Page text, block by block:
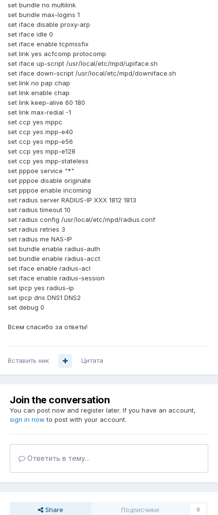
set bundle no multilink
set bundle max-logins 1
set iface disable proxy-arp
set iface idle 0
set iface enable tcpmssfix
set link yes acfcomp protocomp
set iface up-script /usr/local/etc/mpd/upiface.sh
set iface down-script /usr/local/etc/mpd/downiface.sh
set link no pap chap
set link enable chap
set link keep-alive 60 180
set link max-redial -1
set ccp yes mppc
set ccp yes mpp-e40
set ccp yes mpp-e56
set ccp yes mpp-e128
set ccp yes mpp-stateless
set pppoe service "*"
set pppoe disable originate
set pppoe enable incoming
set radius server RADIUS-IP XXX 1812 1813
set radius timeout 10
set radius config /usr/local/etc/mpd/radius.conf
set radius retries 3
set radius me NAS-IP
set bundle enable radius-auth
set bundle enable radius-acct
set iface enable radius-acl
set iface enable radius-session
set ipcp yes radius-ip
set ipcp dns DNS1 DNS2
set debug 0
Всем спасибо за ответы!
Вставить ник Цитата
Join the conversation
You can post now and register later. If you have an account,
sign in now to post with your account.
Ответить в тему...
Share Подписчики 0